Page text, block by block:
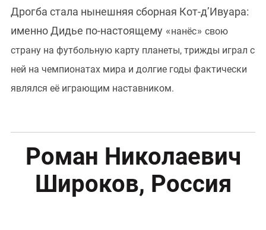
Дрогба стала нынешняя сборная Кот-д’Ивуара:
именно Дидье по-настоящему «нанёс» свою
страну на футбольную карту планеты, трижды играл с
ней на чемпионатах мира и долгие годы фактически
являлся её играющим наставником.
Роман Николаевич
Широков, Россия